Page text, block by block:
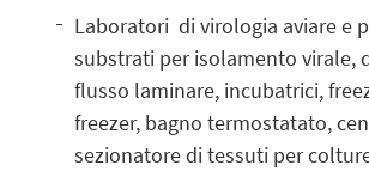
Laboratori di virologia aviare e
substrati per isolamento virale,
flusso laminare, incubatrici,
freezer, bagno termostatato,
sezionatore di tessuti per